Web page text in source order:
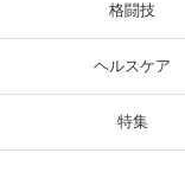
格闘技
ヘルスケア
特集